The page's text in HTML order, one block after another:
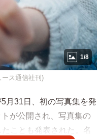
1/8
ース通信社刊)
月31日、初の写真集を発
が公開され、写真集の
ことも発表された。名